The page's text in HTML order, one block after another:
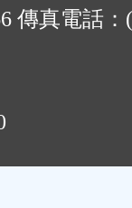
傳真電話：